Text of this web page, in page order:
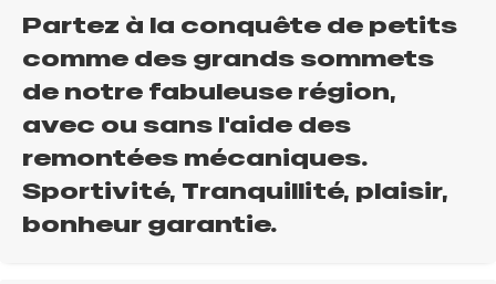
Partez à la conquête de petits
comme des grands sommets
de notre fabuleuse région,
avec ou sans l'aide des
remontées mécaniques.
Sportivité, Tranquillité, plaisir,
bonheur garantie.